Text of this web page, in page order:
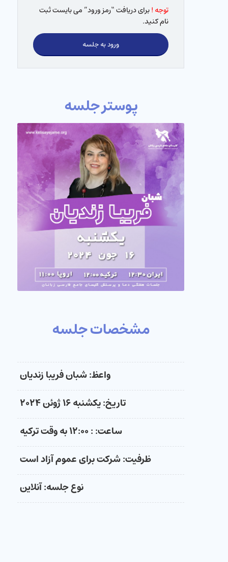
توجه !برای دریافت “رمز ورود” می بایست ثبت
نام کنید.
ورود به جلسه
پوستر جلسه
مشخصات جلسه
واعظ: شبان فریبا زندیان
تاریخ: یکشنبه ۱۶ ژوئن ۲۰۲۴
ساعت: : ۱۲:۰۰ به وقت ترکیه
ظرفیت: شرکت برای عموم آزاد است
نوع جلسه: آنلاین